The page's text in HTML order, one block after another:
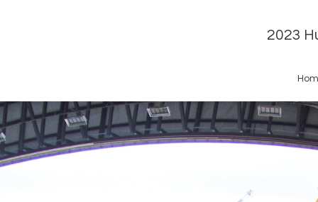
2023